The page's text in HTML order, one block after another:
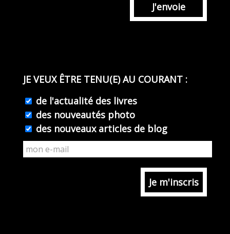
J'envoie
JE VEUX ÊTRE TENU(E) AU COURANT :
de l'actualité des livres
des nouveautés photo
des nouveaux articles de blog